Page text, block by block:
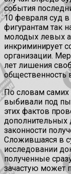
события
10 февраля суд
фигурантам так
молодых левых
инкриминирует
организации.
лет лишения
общественность
По словам самих
выбивали под
этих фактов
дополнительных
законности
Сложившаяся в
исследовании
полученные
зачастую может